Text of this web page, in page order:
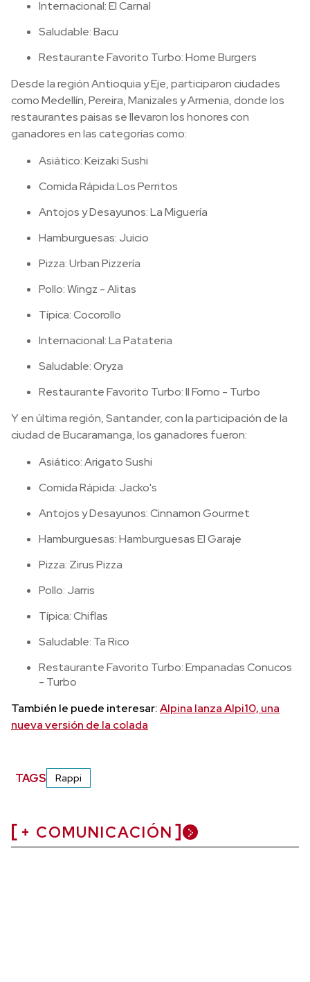
Internacional: El Carnal
Saludable: Bacu
Restaurante Favorito Turbo: Home Burgers
Desde la región Antioquia y Eje, participaron ciudades
como Medellín, Pereira, Manizales y Armenia, donde los
restaurantes paisas se llevaron los honores con
ganadores en las categorías como:
Asiático: Keizaki Sushi
Comida Rápida:Los Perritos
Antojos y Desayunos: La Miguería
Hamburguesas: Juicio
Pizza: Urban Pizzería
Pollo: Wingz - Alitas
Típica: Cocorollo
Internacional: La Patateria
Saludable: Oryza
Restaurante Favorito Turbo: Il Forno - Turbo
Y en última región, Santander, con la participación de la
ciudad de Bucaramanga, los ganadores fueron:
Asiático: Arigato Sushi
Comida Rápida: Jacko's
Antojos y Desayunos: Cinnamon Gourmet
Hamburguesas: Hamburguesas El Garaje
Pizza: Zirus Pizza
Pollo: Jarris
Típica: Chiflas
Saludable: Ta Rico
Restaurante Favorito Turbo: Empanadas Conucos
- Turbo
También le puede interesar:Alpina lanza Alpi10, una
nueva versión de la colada
TAGS Rappi
+ COMUNICACIÓN